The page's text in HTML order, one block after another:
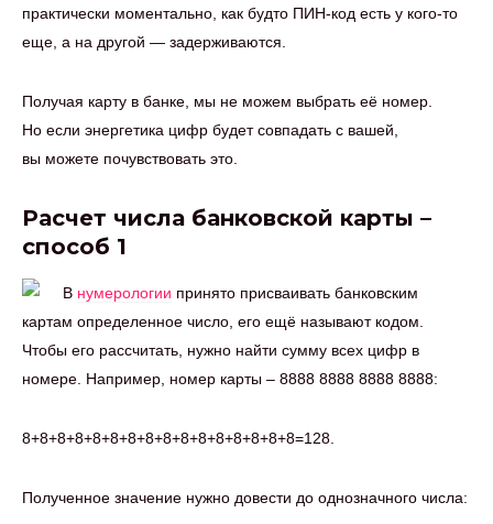
практически моментально, как будто ПИН-код есть у кого-то
еще, а на другой — задерживаются.
Получая карту в банке, мы не можем выбрать её номер.
Но если энергетика цифр будет совпадать с вашей,
вы можете почувствовать это.
Расчет числа банковской карты –
способ 1
В нумерологии принято присваивать банковским
картам определенное число, его ещё называют кодом.
Чтобы его рассчитать, нужно найти сумму всех цифр в
номере. Например, номер карты – 8888 8888 8888 8888:
8+8+8+8+8+8+8+8+8+8+8+8+8+8+8+8=128.
Полученное значение нужно довести до однозначного числа: